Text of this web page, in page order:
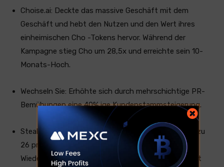
Choise.ai: Deckte das massive Geschäft mit dem
Geschäft und hebt den Nutzen und den Wert ihres
einheimischen Cho -Tokens hervor. Während der
Kampagne stieg Cho um 28,5x und erreichte sein 10-
Monats-Hoch.
Wechseln Sie: Erhöhte sich durch mehrschichtige PR-
Bemühungen eine 40% ige Kundenstammsteigerung.
StealthEx: Die Sichtbarkeit der Marke erhöhte, was zu
26 prominenten Medienmerkmalen und zahlreichen
Wiederveröffentlichungen führte und eine insgesamt